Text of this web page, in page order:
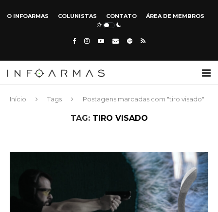
O INFOARMAS COLUNISTAS CONTATO ÁREA DE MEMBROS
Início Tags Postagens marcadas com "tiro visado"
TAG: TIRO VISADO